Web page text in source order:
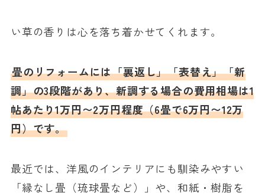
い草の香りは心を落ち着かせてくれます。
畳のリフォームには「裏返し」「表替え」「新
調」の3段階があり、新調する場合の費用相場は1
帖あたり1万円〜2万円程度（6畳で6万円〜12万
円）です。
最近では、洋風のインテリアにも馴染みやすい
「縁なし畳（琉球畳など）」や、和紙・樹脂を